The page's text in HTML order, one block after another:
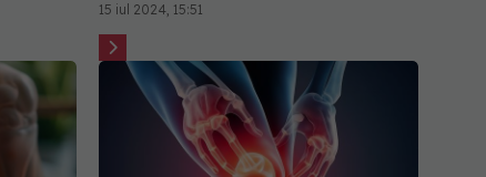
15 iul 2024, 15:51